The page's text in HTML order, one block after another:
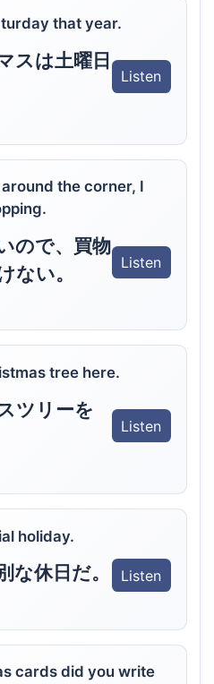
that year.
スは土曜日
Listen
the corner, I
ので、買物
ない。
Listen
tree here.
ツリーを
Listen
holiday.
な休日だ。 Listen
cards did you write